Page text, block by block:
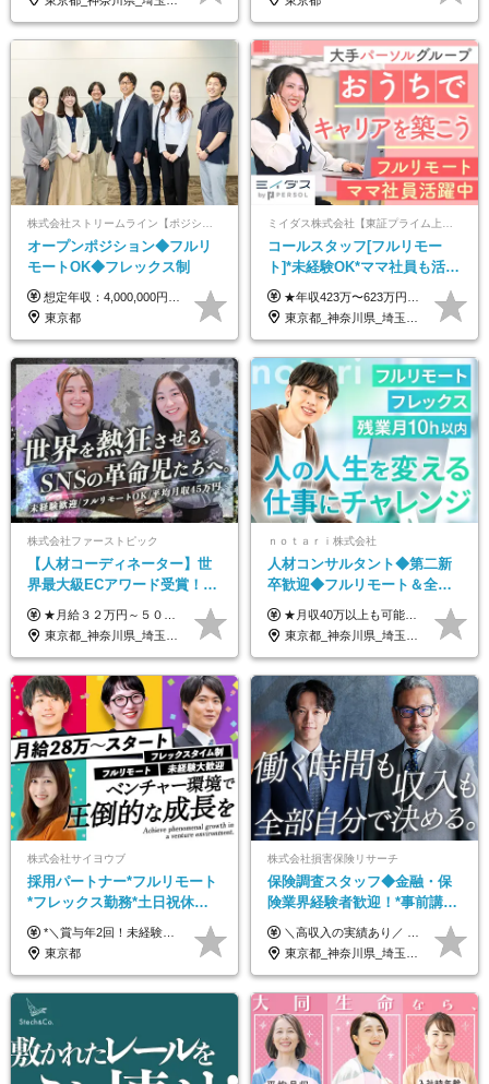
オープンポジション◆フルリ
モートOK◆フレックス制
想定年収：4,000,000円 ～ 8,000,000円 月給：288,000円 ～ 570,000円 ※ご経験・能力に応じて決定いたします。 ※上記額にはみなし残業代を含みます。 ※超過分は全額支給いたします。 ※みなし残業代 45,000円 ～ 89,050円／月 ※みなし残業時間 20時間／月 ※試用期間：3ヶ月（試用期間中の待遇に差異はありません） 【固定残業代について】 固定残業20時間分（45,000円～89,050円）を含む ※超過分は別途全額支給
東京都
コールスタッフ[フルリモー
ト]*未経験OK*ママ社員も活躍
中*ブランクOK*全国どこでも
働ける
★年収423万〜623万円のモデルあり（想定時間外手当10時間分含む） ★半年に一度ドカンと支給のボーナスあり（半年に1度最大150万円） 月給25万円〜＋各種手当＋インセンティブ ＊リモートワーク手当（4000円/月） ＊リモートワーク一時金（1万5000円） ＊残業手当全額支給 ※経験・スキルにより月給を決定します ※試用期間：2ヵ月あり。期間中の雇用形態・給与・待遇に変更はありません 《頑張りはインセンティブとして還元！》 当社は5段階の評価制度を導入。 半期に1回の評価で最高ランク（5点）を獲得したメンバーには、 150万円のインセンティブを支給！ これが半年に一度のインセンティブとして支給されるため、 成果を出した分だけまとまった収入を得られる仕組みです。 【固定残業代について】 なし（残業代は、実際の労働時間に応じて別途全額支給）
東京都_神奈川県_埼玉県_千葉県_大阪府_愛知県_北海道_青森県_岩手県_宮城県_秋田県_山形県_福島県_茨城県_栃木県_群馬県_新潟県_山梨県_長野県_富山県_石川県_福井県_静岡県_岐阜県_三重県_兵庫県_京都府_滋賀県_奈良県_和歌山県_広島県_岡山県_鳥取県_島根県_山口県_徳島県_香川県_愛媛県_高知県_福岡県_熊本県_佐賀県_長崎県_大分県_宮崎県_鹿児島県_沖縄県
株式会社ファーストピック
【人材コーディネーター】世
界最大級ECアワード受賞！フ
ルリモート／未経験◎／月給
３２万円～／年休１３０日以
上／
★月給３２万円～５０万円＋インセンティブ賞与＋決算賞与★ （30時間の固定残業代、一律月54,750円を含む。超過分は支給） ※経験・スキルを考慮の上、決定 ※昇給：随時あり 【インセンティブについて】 自社サービスを提案し、サービス化した場合、一部の利益をインセンティブとして還元します。 試用期間中（6か月間）は、下記の給与となります。 【一都三県、大阪、名古屋、福岡の方】 月給２４万円～＋役職手当＋インセンティブ賞与 【一都三県以外の関東圏、九州、東北、北海道、その他地域の方】 月給２０万円～＋役職手当＋インセンティブ賞与 ※試用期間6ヶ月 ※試用期間中の待遇・福利厚生に差異はなし
東京都_神奈川県_埼玉県_千葉県_大阪府_愛知県_北海道_青森県_岩手県_宮城県_秋田県_山形県_福島県_茨城県_栃木県_群馬県_静岡県_岐阜県_三重県_兵庫県_京都府_滋賀県_奈良県_和歌山県_広島県_岡山県_鳥取県_島根県_山口県_福岡県_熊本県_佐賀県_長崎県_大分県_宮崎県_鹿児島県
ｎｏｔａｒｉ株式会社
人材コンサルタント◆第二新
卒歓迎◆フルリモート＆全国
から勤務OK◆残業月10h以内
◆フレックス制
★月収40万以上も可能！ ★能力・スキル・経験を考慮した年収額を設定します ★年功序列ではなく、チャレンジを評価して給与に反映！ ■月給20万円～40万円＋決算賞与 ※経験・スキルを考慮のうえ決定します ※給与にはみなし残業代40時間分を含む。そのほか詳細に関しては別途面接時にご説明します ※試用期間3ヵ月あり。期間中の雇用形態・条件などに差異はありません
東京都_神奈川県_埼玉県_千葉県_大阪府_愛知県_北海道_青森県_岩手県_宮城県_秋田県_山形県_福島県_茨城県_栃木県_群馬県_新潟県_山梨県_長野県_富山県_石川県_福井県_静岡県_岐阜県_三重県_兵庫県_京都府_滋賀県_奈良県_和歌山県_広島県_岡山県_鳥取県_島根県_山口県_徳島県_香川県_愛媛県_高知県_福岡県_熊本県_佐賀県_長崎県_大分県_宮崎県_鹿児島県_沖縄県
株式会社サイヨウブ
採用パートナー*フルリモート
*フレックス勤務*土日祝休み*
月給28万円～*産育休取得実績
あり*年間休日120日
*＼賞与年2回！未経験から月給28万円スタート／* ★昇給年12回あり！随時昇給のチャンス ◆月給28万～40万円＋賞与年2回＋各種インセンティブ ※経験・スキルを考慮の上、決定します ※試用期間6ヶ月間あり（期間中は月給26万円～になります。その他待遇等に差異はありません） ※月給には月35時間分の固定残業代含む（月5万4800円/超過分別途支給） ※ほとんどのメンバーが残業ゼロです！フレックスタイム制のため、自分の生活に合わせて調整できます。 ＼希望性で土曜日出勤あり／ お客様より「土曜日に応募者の対応をしてほしい」という ご要望を受けた際に、応募者対応⇒求職者との メッセージのやり取りなど、対応が発生する場合があります。 ※土曜日に出勤いただく場合は ・2時間稼働：4500円 ・4時間稼働：9000円 の給与が発生。勤務時間が4時間超えることは原則ありません。 短期間で高い給与をGETできるチャンスです♪
東京都
株式会社損害保険リサーチ
保険調査スタッフ◆金融・保
険業界経験者歓迎！*事前講習
あり*30代～60代活躍*調査は
原則直行直帰*高収入可
＼高収入の実績あり／ なかには年収1000万円を超える方もいらっしゃいます！ 【完全出来高報酬制】 ★仕事に慣れるまで収入をサポート 1か月目：報酬が通常の2倍 2か月目：報酬が通常の1.5倍 ※災害に関する業務については、収入サポートの対象外 ※試用期間はありません ＊＊＊業務報酬の例＊＊＊ ・事故原因調査（4箇所確認）…1万5000円～ ・有無責／不正請求疑義調査（自動車案件）…2万円～ ・医療調査（1箇所確認）…1万7000円～ ・書類取付（1箇所訪問）…3000円～ ※上記は目安になります ※実際の報酬は業務報酬に応じた個々のスキル・実績を加味したものになります
東京都_神奈川県_埼玉県_千葉県_大阪府_愛知県_北海道_青森県_岩手県_宮城県_秋田県_山形県_福島県_茨城県_栃木県_群馬県_新潟県_山梨県_長野県_富山県_石川県_福井県_静岡県_岐阜県_三重県_兵庫県_京都府_滋賀県_奈良県_和歌山県_広島県_岡山県_鳥取県_島根県_山口県_徳島県_香川県_愛媛県_高知県_福岡県_熊本県_佐賀県_長崎県_大分県_宮崎県_鹿児島県_沖縄県